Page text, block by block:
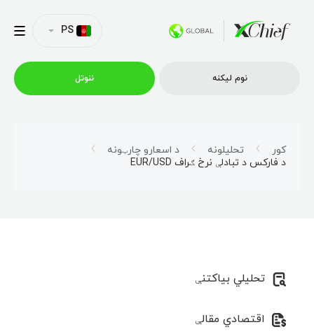
همکاري
PS
نوم لیکنه ننوتل
کور تحلیلونه
د اسعارو چارټونه
د فارکس د تبادلې نرخ ګراف EUR/USD
تحلیلي بیاکتنې
اقتصادي مقالې